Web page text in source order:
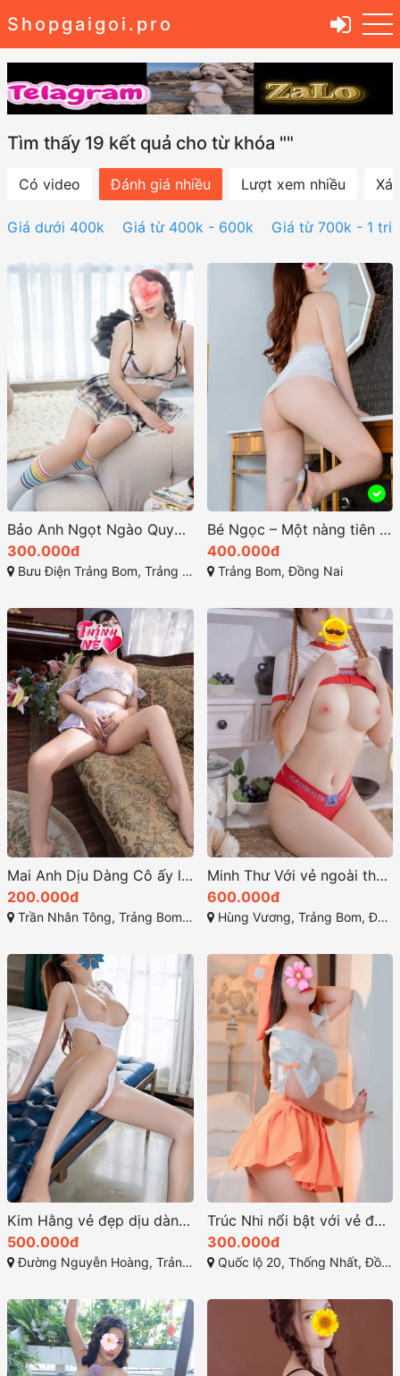
Shopgaigoi.pro
Tìm thấy 19 kết quả cho từ khóa ""
Có video Đánh giá nhiều Lượt xem nhiều
Giá dưới 400k Giá từ 400k - 600k Giá từ 700k - 1
Bảo Anh Ngọt Ngào Quyến Rũ
300.000đ
Bưu Điện Trảng Bom, Trảng Bom, Đồng Nai
Bé Ngọc – Một nàng tiên xinh đẹp và dễ thương
400.000đ
Trảng Bom, Đồng Nai
Mai Anh Dịu Dàng Cô ấy là một hình mẫu quyến rũ
200.000đ
Trần Nhân Tông, Trảng Bom, Đồng Nai
Minh Thư Với vẻ ngoài thu hút cùng làn da trắng mịn màng
600.000đ
Hùng Vương, Trảng Bom, Đồng Nai
Kim Hằng vẻ đẹp dịu dàng chân dài quyến rũ
500.000đ
Đường Nguyễn Hoàng, Trảng Bom, Đồng Nai
Trúc Nhi nổi bật với vẻ đẹp quyến rũ hoàn hảo
300.000đ
Quốc lộ 20, Thống Nhất, Đồng Nai